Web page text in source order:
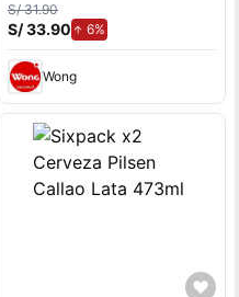
S/ 31.90
S/ 33.90 6%de aumento.
Wong